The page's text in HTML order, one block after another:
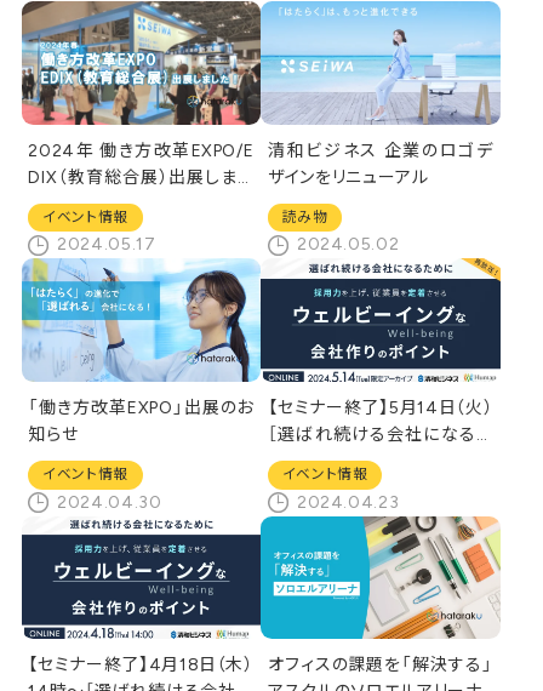
2024年 働き方改革EXPO/E
DIX（教育総合展）出展しまし
た！
イベント情報
2024.05.17
清和ビジネス 企業のロゴデ
ザインをリニューアル
読み物
2024.05.02
「働き方改革EXPO」出展のお
知らせ
イベント情報
2024.04.30
【セミナー終了】5月14日（火）
［選ばれ続ける会社になるた
めに、Well-beingな会社作り
のポイント]オンラインセミナ
ー
イベント情報
2024.04.23
【セミナー終了】4月18日（木）
オフィスの課題を「解決する」